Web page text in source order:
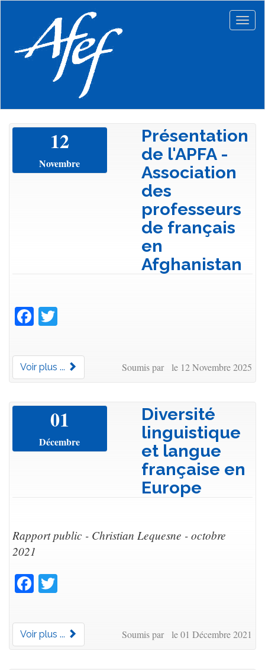
principal
12
Novembre
Présentation
de l'APFA -
Association
des
professeurs
de français
en
Afghanistan
Facebook
Voir plus ... Soumis par le 12 Novembre 2025
01
Décembre
Diversité
linguistique
et langue
française en
Europe
Rapport public - Christian Lequesne - octobre
2021
Facebook
Voir plus ... Soumis par le 01 Décembre 2021